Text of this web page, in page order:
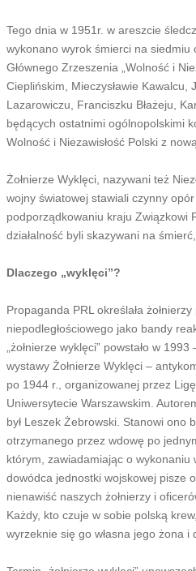
Tego dnia w 1951r. w areszcie
wykonano wyrok śmierci na siedmiu
Głównego Zrzeszenia „Wolność i
Cieplińskim, Mieczysławie Kawalcu,
Lazarowiczu, Franciszku Błażeju,
będących ostatnimi ogólnopolskimi
Wolność i Niezawisłość Polski z
Żołnierze Wyklęci, nazywani też
wojny światowej stawiali czynny
podporządkowaniu kraju Związkowi
działalność byli skazywani na
Dlaczego „wyklęci”?
Propaganda PRL określała
niepodległościowego jako bandy
„żołnierze wyklęci” powstało w
wystawy Żołnierze Wyklęci –
po 1944 r., organizowanej przez
Uniwersytecie Warszawskim.
był Leszek Żebrowski. Stanowi ono
otrzymanego przez wdowę po
którym, zawiadamiając o wykonaniu
dowódca jednostki wojskowej pisze
nienawiść naszych żołnierzy i
Każdy, kto czuje w sobie polską
wyrzeknie się go własna jego żona i